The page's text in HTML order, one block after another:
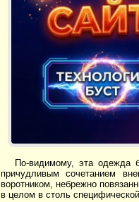
По-видимому, эта одежда
причудливым сочетанием
воротником, небрежно
в целом в столь